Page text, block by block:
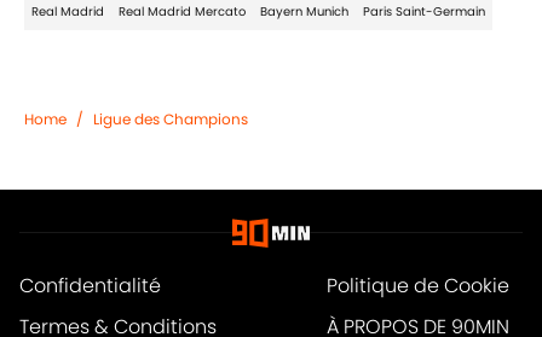
Real Madrid Real Madrid Mercato Bayern Munich Paris Saint-Germain
Home / Ligue des Champions
Confidentialité
Politique de Cookie
Termes & Conditions
À PROPOS DE 90MIN